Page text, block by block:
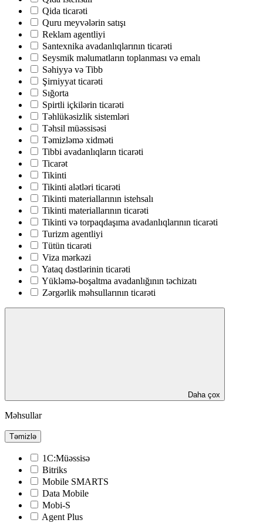
Qida ticarəti
Quru meyvələrin satışı
Reklam agentliyi
Santexnika avadanlıqlarının ticarəti
Seysmik məlumatların toplanması və emalı
Səhiyyə və Tibb
Şirniyyat ticarəti
Sığorta
Spirtli içkilərin ticarəti
Təhlükəsizlik sistemləri
Təhsil müəssisəsi
Təmizləmə xidməti
Tibbi avadanlıqların ticarəti
Ticarət
Tikinti
Tikinti alətləri ticarəti
Tikinti materiallarının istehsalı
Tikinti materiallarının ticarəti
Tikinti və torpaqdaşıma avadanlıqlarının ticarəti
Turizm agentliyi
Tütün ticarəti
Viza mərkəzi
Yataq dəstlərinin ticarəti
Yükləmə-boşaltma avadanlığının təchizatı
Zərgərlik məhsullarının ticarəti
Daha çox
Məhsullar
Təmizlə
1C:Müəssisə
Bitriks
Mobile SMARTS
Data Mobile
Mobi-S
Agent Plus